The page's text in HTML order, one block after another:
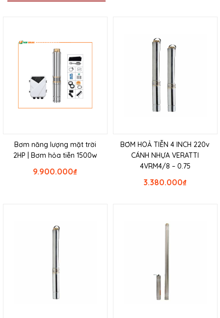
Bơm năng lượng mặt trời
2HP | Bơm hỏa tiễn 1500w
₫
9.900.000
BƠM HOẢ TIỄN 4 INCH 220v
CÁNH NHỰA VERATTI
4VRM4/8 – 0.75
₫
3.380.000